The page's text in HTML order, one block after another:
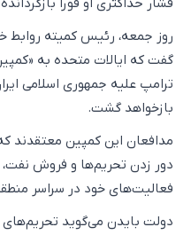
روز جمعه، رئیس کمیته روابط
گفت که ایالات متحده به
ترامپ علیه جمهوری اسلامی
بازخواهد گشت.
مدافعان این کمپین معتقدند
دور زدن تحریم‌ها و فروش نفت،
فعالیت‌های خود در سراسر
دولت بایدن می‌گوید تحریم‌های